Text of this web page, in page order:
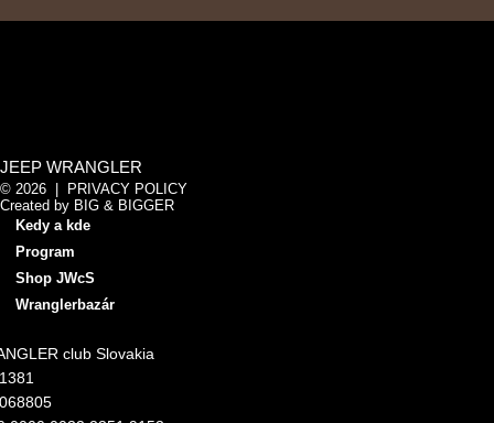
JEEP WRANGLER
© 2026 |
PRIVACY POLICY
Created by BIG & BIGGER
Kedy a kde
Program
Shop JWcS
Wranglerbazár
club Slovakia